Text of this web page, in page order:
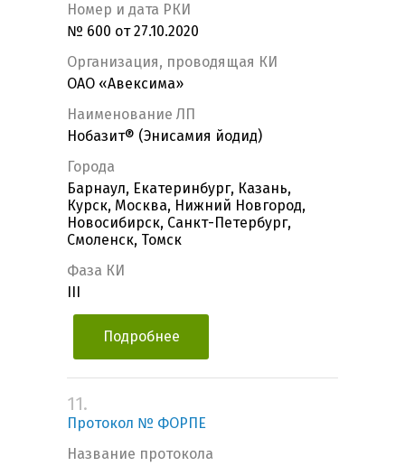
Номер и дата РКИ
№ 600 от 27.10.2020
Организация, проводящая КИ
ОАО «Авексима»
Наименование ЛП
Нобазит® (Энисамия йодид)
Города
Барнаул, Екатеринбург, Казань,
Курск, Москва, Нижний Новгород,
Новосибирск, Санкт-Петербург,
Смоленск, Томск
Фаза КИ
Подробнее
11.
Протокол № ФОРПЕ
Название протокола